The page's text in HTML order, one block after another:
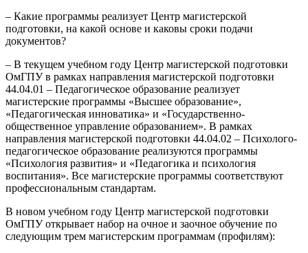
– Какие программы реализует Центр магистерской
подготовки, на какой основе и каковы сроки подачи
документов?
– В текущем учебном году Центр магистерской подготовки
ОмГПУ в рамках направления магистерской подготовки
44.04.01 – Педагогическое образование реализует
магистерские программы «Высшее образование»,
«Педагогическая инноватика» и «Государственно-
общественное управление образованием». В рамках
направления магистерской подготовки 44.04.02 – Психолого-
педагогическое образование реализуются программы
«Психология развития» и «Педагогика и психология
воспитания». Все магистерские программы соответствуют
профессиональным стандартам.
В новом учебном году Центр магистерской подготовки
ОмГПУ открывает набор на очное и заочное обучение по
следующим трем магистерским программам (профилям):